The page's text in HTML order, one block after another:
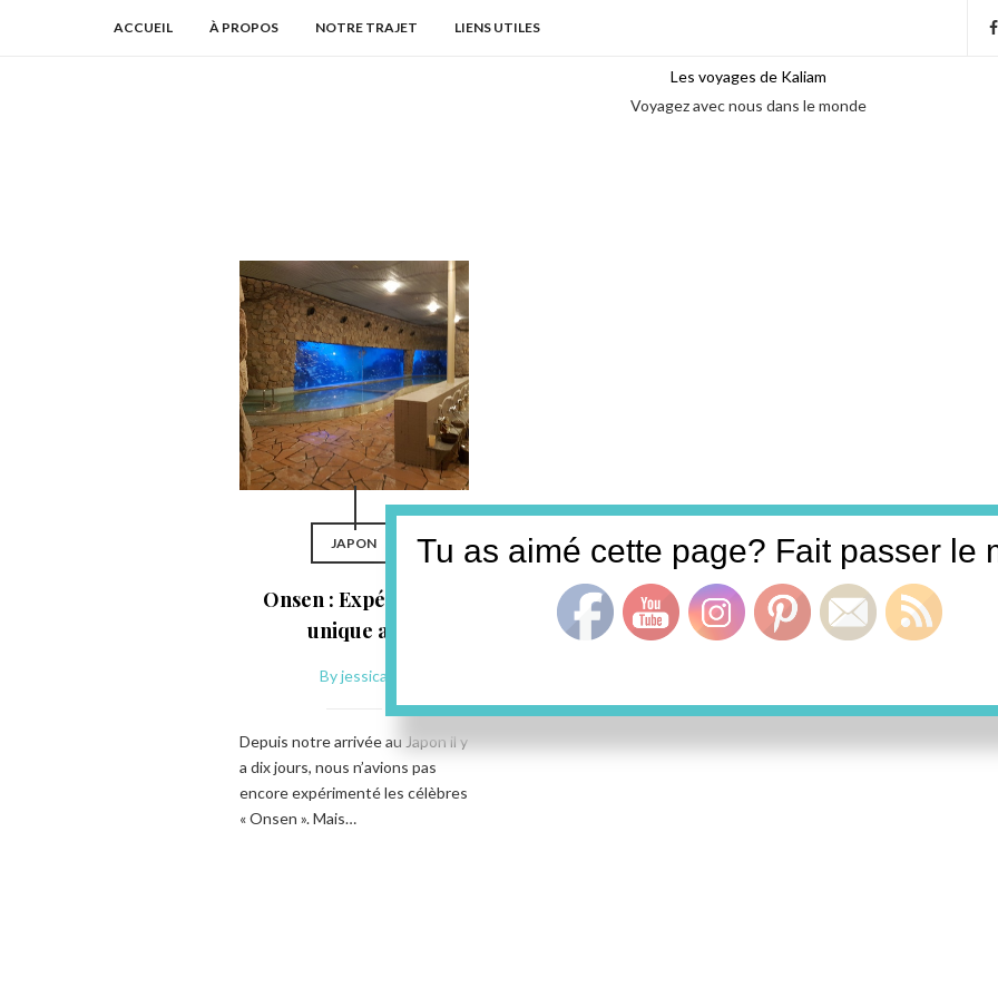
ACCUEIL À PROPOS NOTRE TRAJET LIENS UTILES
Les voyages de Kaliam
Voyagez avec nous dans le monde
JAPON
Onsen : Expérience
unique au
Byjessica
Depuis notre arrivée au Japon il y
a dix jours, nous n’avions pas
encore expérimenté les célèbres
« Onsen ». Mais…
Tu as aimé cette page? Fait passer le
Set Youtube Channel ID